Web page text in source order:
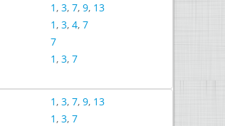
1, 3, 7, 9, 13
1, 3, 4, 7
7
1, 3, 7
1, 3, 7, 9, 13
1, 3, 7